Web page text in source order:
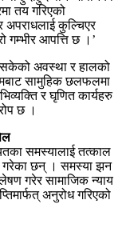
तय गरिएको
अपराधलाई कुल्चिएर
गम्भीर आपत्ति छ ।’
अवस्था र हालको
सामुहिक छलफलमा
र घृणित कार्यहरु
छ ।
समस्यालाई तत्काल
गरेका छन् । समस्या झन
गरेर सामाजिक न्याय
अनुरोध गरिएको